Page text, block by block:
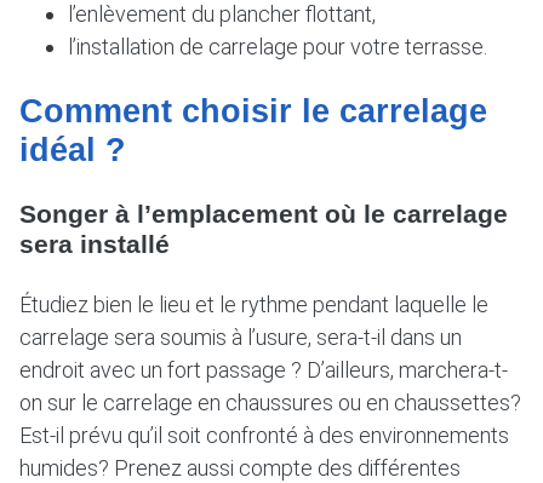
l’enlèvement du plancher flottant,
l’installation de carrelage pour votre terrasse.
Comment choisir le carrelage
idéal ?
Songer à l’emplacement où le carrelage
sera installé
Étudiez bien le lieu et le rythme pendant laquelle le
carrelage sera soumis à l’usure, sera-t-il dans un
endroit avec un fort passage ? D’ailleurs, marchera-t-
on sur le carrelage en chaussures ou en chaussettes?
Est-il prévu qu’il soit confronté à des environnements
humides? Prenez aussi compte des différentes